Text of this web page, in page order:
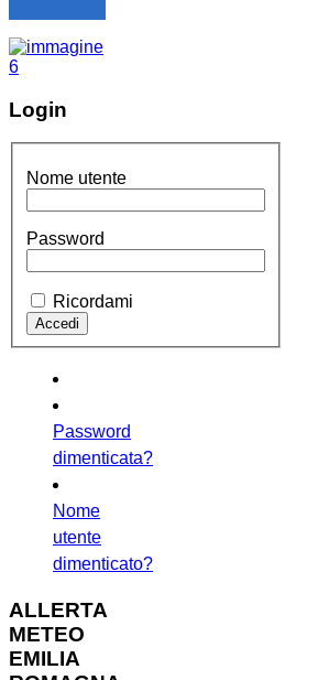
Login
Nome utente
Password
Ricordami
Password
dimenticata?
Nome
utente
dimenticato?
ALLERTA
METEO
EMILIA